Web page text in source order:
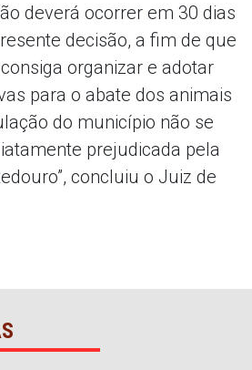
deverá ocorrer em 30 dias
decisão, a fim de que
organizar e adotar
para o abate dos animais
do município não se
prejudicada pela
concluiu o Juiz de